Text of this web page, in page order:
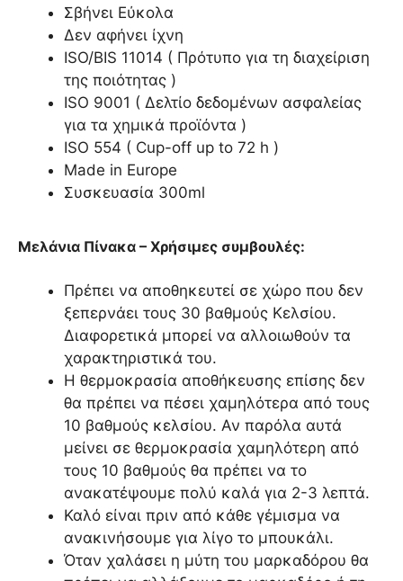
Σβήνει Εύκολα
Δεν αφήνει ίχνη
ISO/BIS 11014 ( Πρότυπο για τη διαχείριση
της ποιότητας )
ISO 9001 ( Δελτίο δεδομένων ασφαλείας
για τα χημικά προϊόντα )
ISO 554 ( Cup-off up to 72 h )
Made in Europe
Συσκευασία 300ml
Μελάνια Πίνακα – Χρήσιμες συμβουλές:
Πρέπει να αποθηκευτεί σε χώρο που δεν
ξεπερνάει τους 30 βαθμούς Κελσίου.
Διαφορετικά μπορεί να αλλοιωθούν τα
χαρακτηριστικά του.
Η θερμοκρασία αποθήκευσης επίσης δεν
θα πρέπει να πέσει χαμηλότερα από τους
10 βαθμούς κελσίου. Αν παρόλα αυτά
μείνει σε θερμοκρασία χαμηλότερη από
τους 10 βαθμούς θα πρέπει να το
ανακατέψουμε πολύ καλά για 2-3 λεπτά.
Καλό είναι πριν από κάθε γέμισμα να
ανακινήσουμε για λίγο το μπουκάλι.
Όταν χαλάσει η μύτη του μαρκαδόρου θα